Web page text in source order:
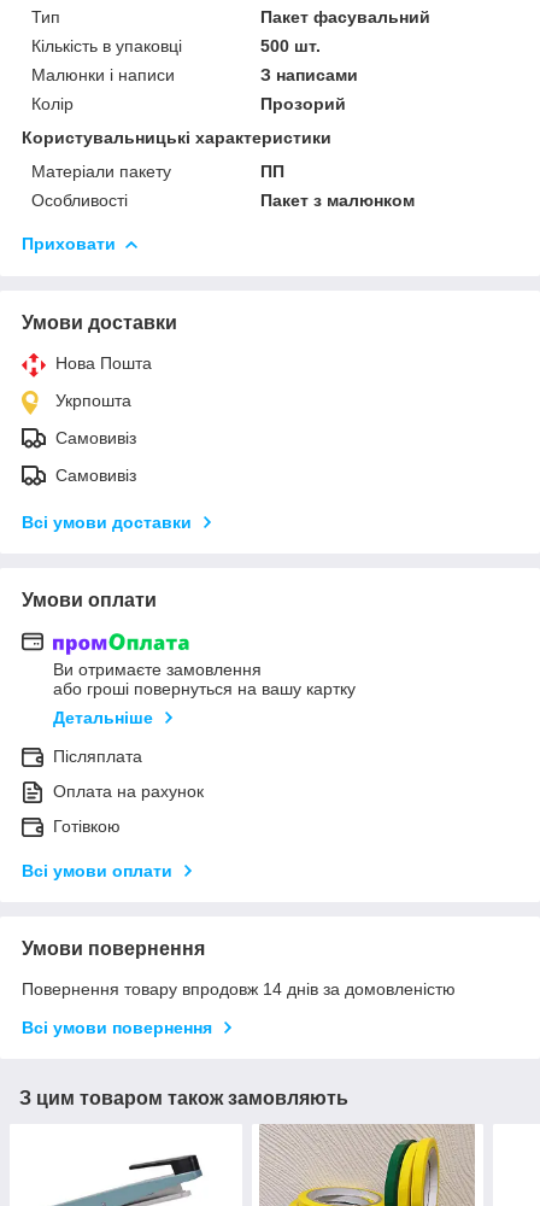
Тип
Пакет фасувальний
Кількість в упаковці
500 шт.
Малюнки і написи
З написами
Колір
Прозорий
Користувальницькі характеристики
Матеріали пакету
ПП
Особливості
Пакет з малюнком
Приховати
Умови доставки
Нова Пошта
Укрпошта
Самовивіз
Самовивіз
Всі умови доставки
Умови оплати
Ви отримаєте замовлення
або гроші повернуться на вашу картку
Детальніше
Післяплата
Оплата на рахунок
Готівкою
Всі умови оплати
Умови повернення
Повернення товару впродовж 14 днів за домовленістю
Всі умови повернення
З цим товаром також замовляють